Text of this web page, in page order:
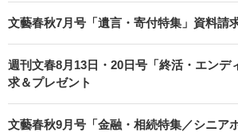
文藝春秋7月号「遺言・寄付特集」資料請
週刊文春8月13日・20日号「終活・エンデ
求＆プレゼント
文藝春秋9月号「金融・相続特集／シニア